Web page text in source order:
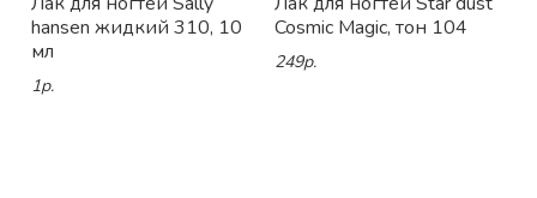
hansen жидкий 310, 10
мл
1р.
Cosmic Magic, тон 104
249р.